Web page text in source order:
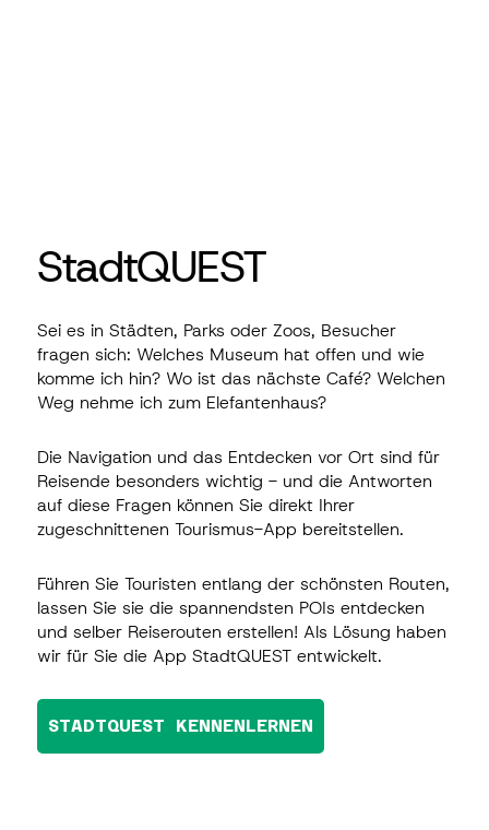
StadtQUEST
Sei es in Städten, Parks oder Zoos, Besucher
fragen sich: Welches Museum hat offen und wie
komme ich hin? Wo ist das nächste Café? Welchen
Weg nehme ich zum Elefantenhaus?
Die Navigation und das Entdecken vor Ort sind für
Reisende besonders wichtig - und die Antworten
auf diese Fragen können Sie direkt Ihrer
zugeschnittenen Tourismus-App bereitstellen.
Führen Sie Touristen entlang der schönsten Routen,
lassen Sie sie die spannendsten POIs entdecken
und selber Reiserouten erstellen! Als Lösung haben
wir für Sie die AppStadtQUEST entwickelt.
STADTQUEST KENNENLERNEN